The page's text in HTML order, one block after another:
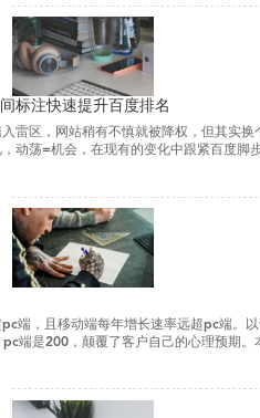
标注快速提升百度排名
雷区，网站稍有不慎就被降权，但其实
动荡=机会，在现有的变化中跟紧百度脚
端，且移动端每年增长速率远超pc端。
端是200，颠覆了客户自己的心理预期